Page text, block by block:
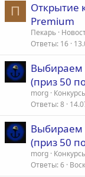
П
Открытие
Premium
Пекарь
Ответы 16
Выбираем
(приз 50
morg
Ответы 8
Выбираем
(приз 50
morg
Ответы 6